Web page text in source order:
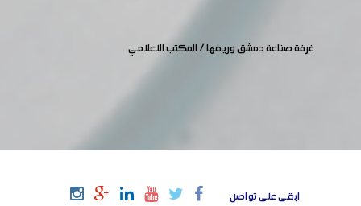
غرفة صناعة دمشق وريفها / المكتب الاعلامي
ابقى على تواصل